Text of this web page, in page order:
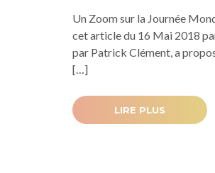
Un Zoom sur la Journée
cet article du 16 Mai 2018
par Patrick Clément, a
[…]
LIRE PLUS